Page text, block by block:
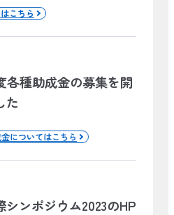
こちら
各種助成金の募集を開
た
についてはこちら
シンポジウム2023のHP